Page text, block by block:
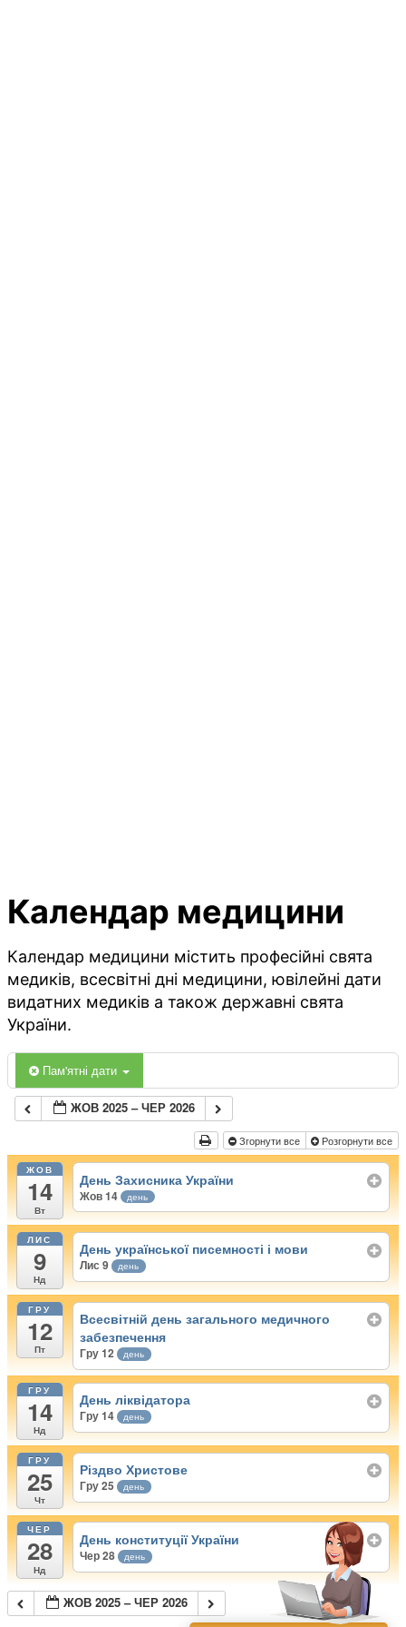
Календар медицини
Календар медицини містить професійні свята
медиків, всесвітні дні медицини, ювілейні дати
видатних медиків а також державні свята
України.
Пам'ятні дати
ЖОВ 2025 – ЧЕР 2026
Згорнути все Розгорнути все
ЖОВ
14
Вт
День Захисника України
Жов 14 день
ЛИС
9
Нд
День української писемності і мови
Лис 9 день
ГРУ
12
Пт
Всесвітній день загального медичного
забезпечення
Гру 12 день
ГРУ
14
Нд
День ліквідатора
Гру 14 день
ГРУ
25
Чт
Різдво Христове
Гру 25 день
ЧЕР
28
Нд
День конституції України
Чер 28 день
ЖОВ 2025 – ЧЕР 2026